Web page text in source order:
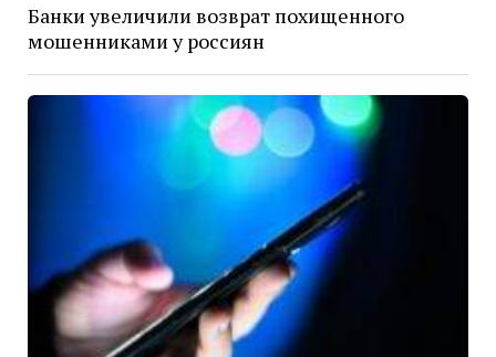
Банки увеличили возврат похищенного
мошенниками у россиян